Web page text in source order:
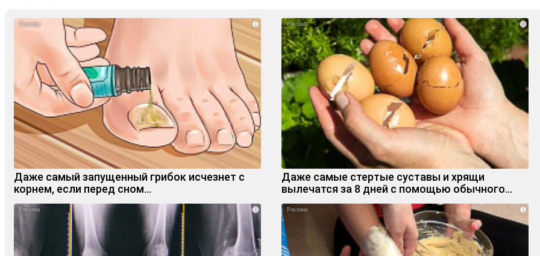
i
Даже самый запущенный грибок исчезнет с
корнем, если перед сном…
i
Даже самые стертые суставы и хрящи
вылечатся за 8 дней с помощью обычного…
i i